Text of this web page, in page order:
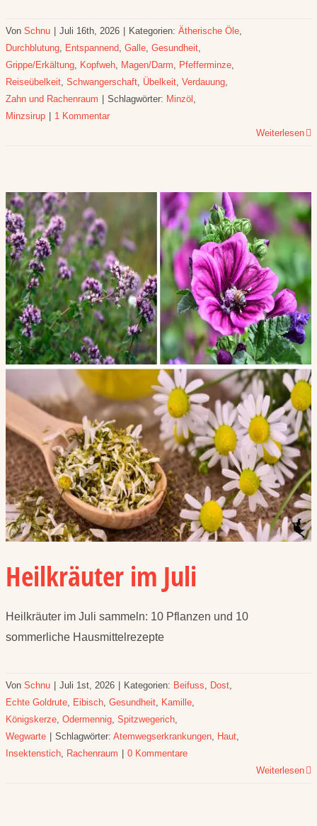
Von Schnu Juli 16th, 2026 Kategorien: Ätherische Öle,
Durchblutung, Entspannend, Galle, Gesundheit,
Grippe/Erkältung, Kopfweh, Magen/Darm, Pfefferminze,
Reiseübelkeit, Schwangerschaft, Übelkeit, Verdauung,
Zahn und Rachenraum
Schlagwörter: Minzöl ,
Minzsirup
1 Kommentar
Weiterlesen
Heilkräuter im Juli
Heilkräuter im Juli sammeln: 10 Pflanzen und 10
sommerliche Hausmittelrezepte
Von Schnu Juli 1st, 2026 Kategorien: Beifuss, Dost,
Echte Goldrute, Eibisch, Gesundheit, Kamille,
Königskerze, Odermennig, Spitzwegerich,
Wegwarte
Schlagwörter: Atemwegserkrankungen, Haut,
Insektenstich, Rachenraum
0 Kommentare
Weiterlesen